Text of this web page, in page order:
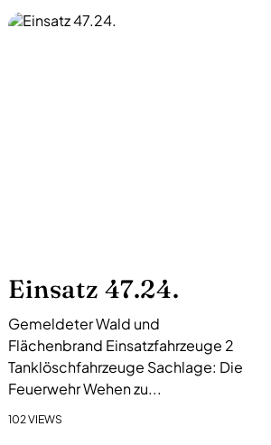
Einsatz 47.24.
Gemeldeter Wald und
Flächenbrand Einsatzfahrzeuge 2
Tanklöschfahrzeuge Sachlage: Die
Feuerwehr Wehen zu...
102 VIEWS